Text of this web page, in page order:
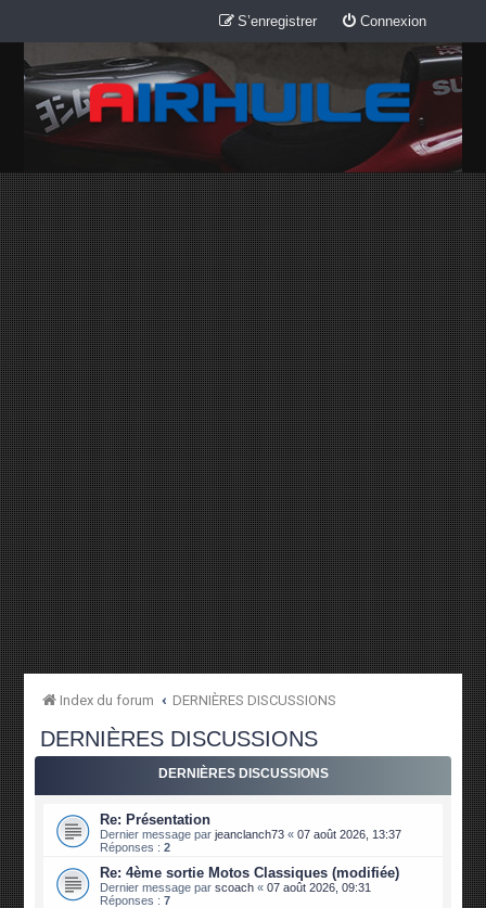
Connexion
S’enregistrer
Index du forum DERNIÈRES DISCUSSIONS
DERNIÈRES DISCUSSIONS
DERNIÈRES DISCUSSIONS
Re: Présentation
Dernier message parjeanclanch73 «07 août 2026, 13:37
Réponses :2
Re: 4ème sortie Motos Classiques (modifiée)
Dernier message parscoach «07 août 2026, 09:31
Réponses :7